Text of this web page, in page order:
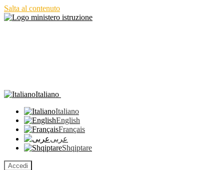
Salta al contenuto
Italiano
Italiano
English
Français
عربى
Shqiptare
Accedi